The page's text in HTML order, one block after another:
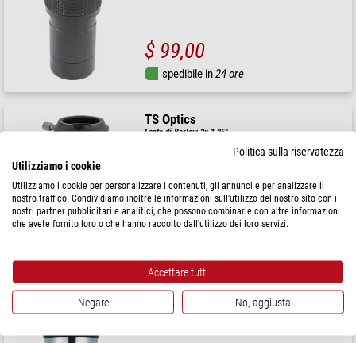
$ 99,00
spedibile in24 ore
TS Optics
Lente di Barlow 2x 1,25"
Prezzo di vendita consigliato: $ 161,00
Il nostro prezzo:
$ 116,00
Vixen
Lente di Barlow 2x 1,25"
Politica sulla riservatezza
Utilizziamo i cookie
Utilizziamo i cookie per personalizzare i contenuti, gli annunci e per analizzare il
nostro traffico. Condividiamo inoltre le informazioni sull'utilizzo del nostro sito con i
nostri partner pubblicitari e analitici, che possono combinarle con altre informazioni
che avete fornito loro o che hanno raccolto dall'utilizzo dei loro servizi.
Accettare tutti
Negare No, aggiusta